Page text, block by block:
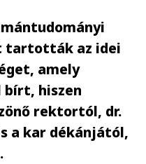
tartották az idei
amely
hiszen
rektortól, dr.
a kar dékánjától,